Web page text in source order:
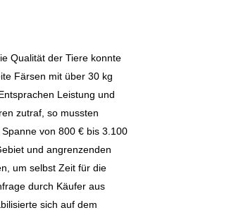
Qualität der Tiere konnte
Färsen mit über 30 kg
Leistung und
zutraf, so mussten
von 800 € bis 3.100
und angrenzenden
um selbst Zeit für die
durch Käufer aus
sich auf dem